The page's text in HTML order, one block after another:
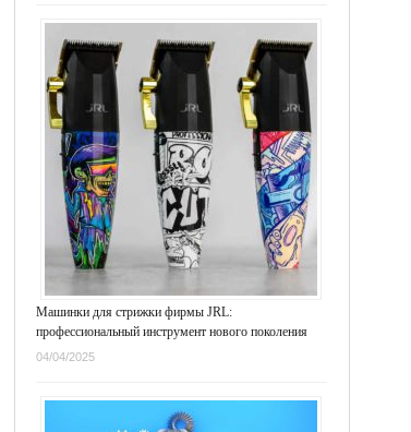
Машинки для стрижки фирмы JRL:
профессиональный инструмент нового поколения
04/04/2025